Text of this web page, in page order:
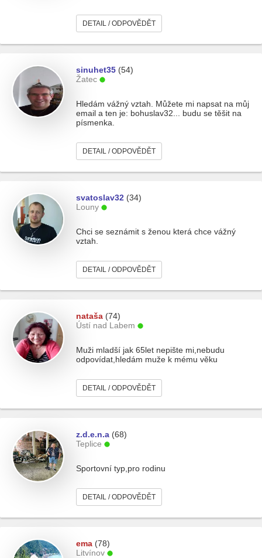
DETAIL / ODPOVĚDĚT
sinuhet35 (54)
Žatec
Hledám vážný vztah. Můžete mi napsat na můj
email a ten je: bohuslav32... budu se těšit na
písmenka.
DETAIL / ODPOVĚDĚT
svatoslav32 (34)
Louny
Chci se seznámit s ženou která chce vážný
vztah.
DETAIL / ODPOVĚDĚT
nataša (74)
Ústí nad Labem
Muži mladší jak 65let nepište mi,nebudu
odpovídat,hledám muže k mému věku
DETAIL / ODPOVĚDĚT
z.d.e.n.a (68)
Teplice
Sportovní typ,pro rodinu
DETAIL / ODPOVĚDĚT
ema (78)
Litvínov